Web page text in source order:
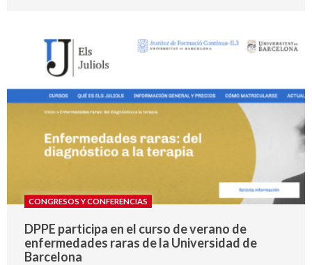
CONGRESOS Y CONFERENCIAS
DPPE participa en el curso de verano de
enfermedades raras de la Universidad de
Barcelona